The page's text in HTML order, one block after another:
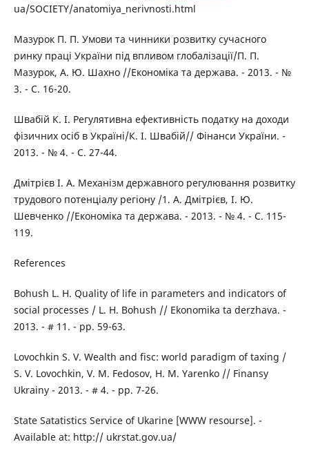
ua/SOCIETY/anatomiya_nerivnosti.html
Мазурок П. П. Умови та чинники розвитку сучасного
ринку праці України під впливом глобалізації/П. П.
Мазурок, А. Ю. Шахно //Економіка та держава. - 2013. - №
3. - С. 16-20.
Швабій К. І. Регулятивна ефективність податку на доходи
фізичних осіб в Україні/К. І. Швабій// Фінанси України. -
2013. - № 4. - С. 27-44.
Дмітрієв І. А. Механізм державного регулювання розвитку
трудового потенціалу регіону /1. А. Дмітрієв, І. Ю.
Шевченко //Економіка та держава. - 2013. - № 4. - С. 115-
119.
References
Bohush L. H. Quality of life in parameters and indicators of
social processes / L. H. Bohush // Ekonomika ta derzhava. -
2013. - # 11. - pp. 59-63.
Lovochkin S. V. Wealth and fisc: world paradigm of taxing /
S. V. Lovochkin, V. M. Fedosov, H. M. Yarenko // Finansy
Ukrainy - 2013. - # 4. - pp. 7-26.
State Satatistics Service of Ukarine [WWW resourse]. -
Available at: http:// ukrstat.gov.ua/